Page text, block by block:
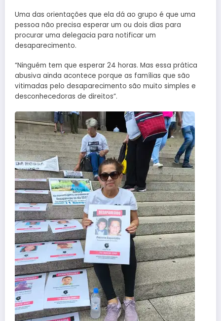
Uma das orientações que ela dá ao grupo é que uma
pessoa não precisa esperar um ou dois dias para
procurar uma delegacia para notificar um
desaparecimento.
“Ninguém tem que esperar 24 horas. Mas essa prática
abusiva ainda acontece porque as famílias que são
vitimadas pelo desaparecimento são muito simples e
desconhecedoras de direitos”.